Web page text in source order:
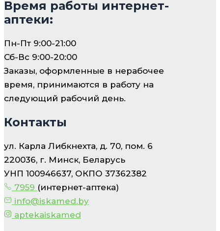
Время работы интернет-
аптеки:
Пн-Пт 9:00-21:00
Сб-Вс 9:00-20:00
Заказы, оформленные в нерабочее
время, принимаются в работу на
следующий рабочий день.
Контакты
ул. Карла Либкнехта, д. 70, пом. 6
220036, г. Минск, Беларусь
УНП 100946637, ОКПО 37362382
7959 (интернет-аптека)
info@iskamed.by
aptekaiskamed